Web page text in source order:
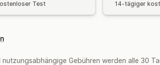
Test 14-tägiger
Gebühren werden alle 30